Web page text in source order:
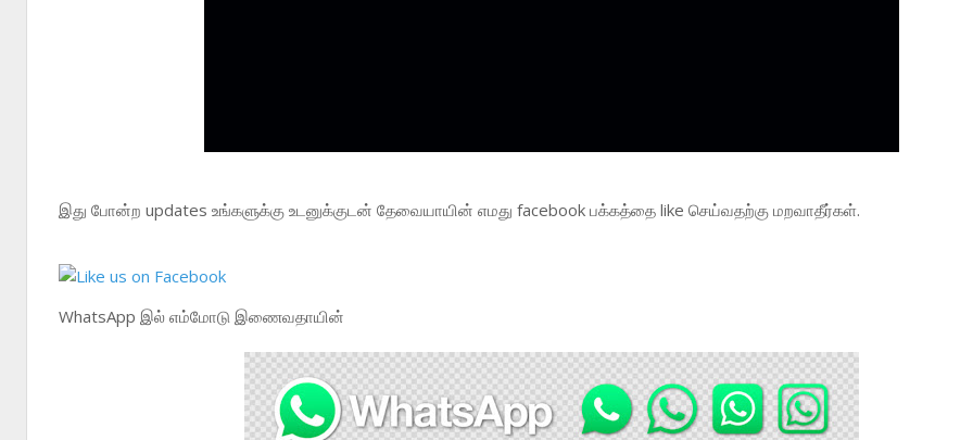
இது போன்ற updates உங்களுக்கு உடனுக்குடன் தேவையாயின் எமது facebook பக்கத்தை like செய்வதற்கு மறவாதீர்கள்.
WhatsApp இல் எம்மோடு இணைவதாயின்